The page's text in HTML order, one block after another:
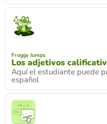
Froggy Jumps
Los adjetivos
Aquí el estudiante puede
español